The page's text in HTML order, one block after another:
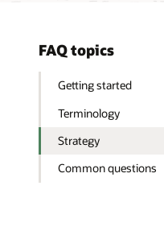
FAQ topics
Getting started
Terminology
Strategy
Common questions